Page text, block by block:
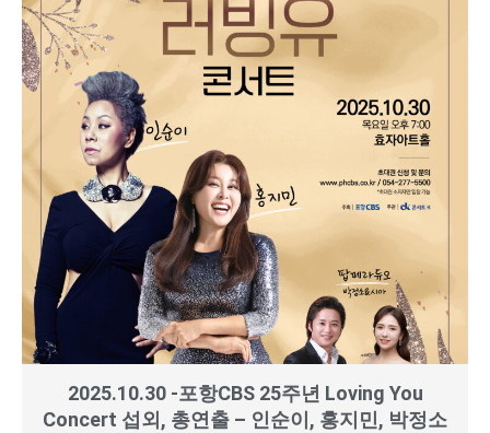
2025.10.30 -포항CBS 25주년 Loving You
Concert 섭외, 총연출 – 인순이, 홍지민, 박정소